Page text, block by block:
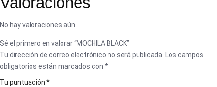
No hay valoraciones aún.
Sé el primero en valorar “MOCHILA BLACK”
Tu dirección de correo electrónico no será publicada.
Los campos
obligatorios están marcados con *
Tu puntuación *